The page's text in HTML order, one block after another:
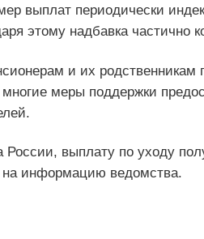
выплат периодически
этому надбавка частично
и их родственникам
меры поддержки
выплату по уходу
информацию ведомства.